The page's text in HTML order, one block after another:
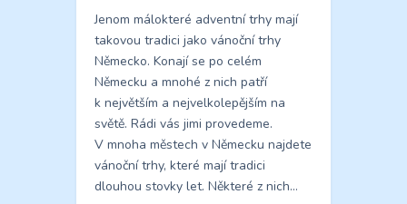
Jenom málokteré adventní trhy mají
takovou tradici jako vánoční trhy
Německo. Konají se po celém
Německu a mnohé z nich patří
k největším a nejvelkolepějším na
světě. Rádi vás jimi provedeme.
V mnoha městech v Německu najdete
vánoční trhy, které mají tradici
dlouhou stovky let. Některé z nich…